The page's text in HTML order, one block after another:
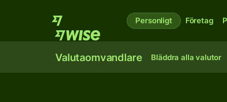
Personligt Företag
Valutaomvandlare Bläddra alla valutor